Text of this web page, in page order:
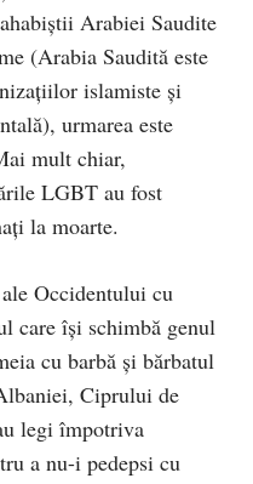
Arabiei Saudite
(Arabia Saudită este
islamiste şi
urmarea este
mult chiar,
LGBT au fost
la moarte.
Occidentului cu
care îşi schimbă genul
cu barbă şi bărbatul
Ciprului de
legi împotriva
a nu-i pedepsi cu